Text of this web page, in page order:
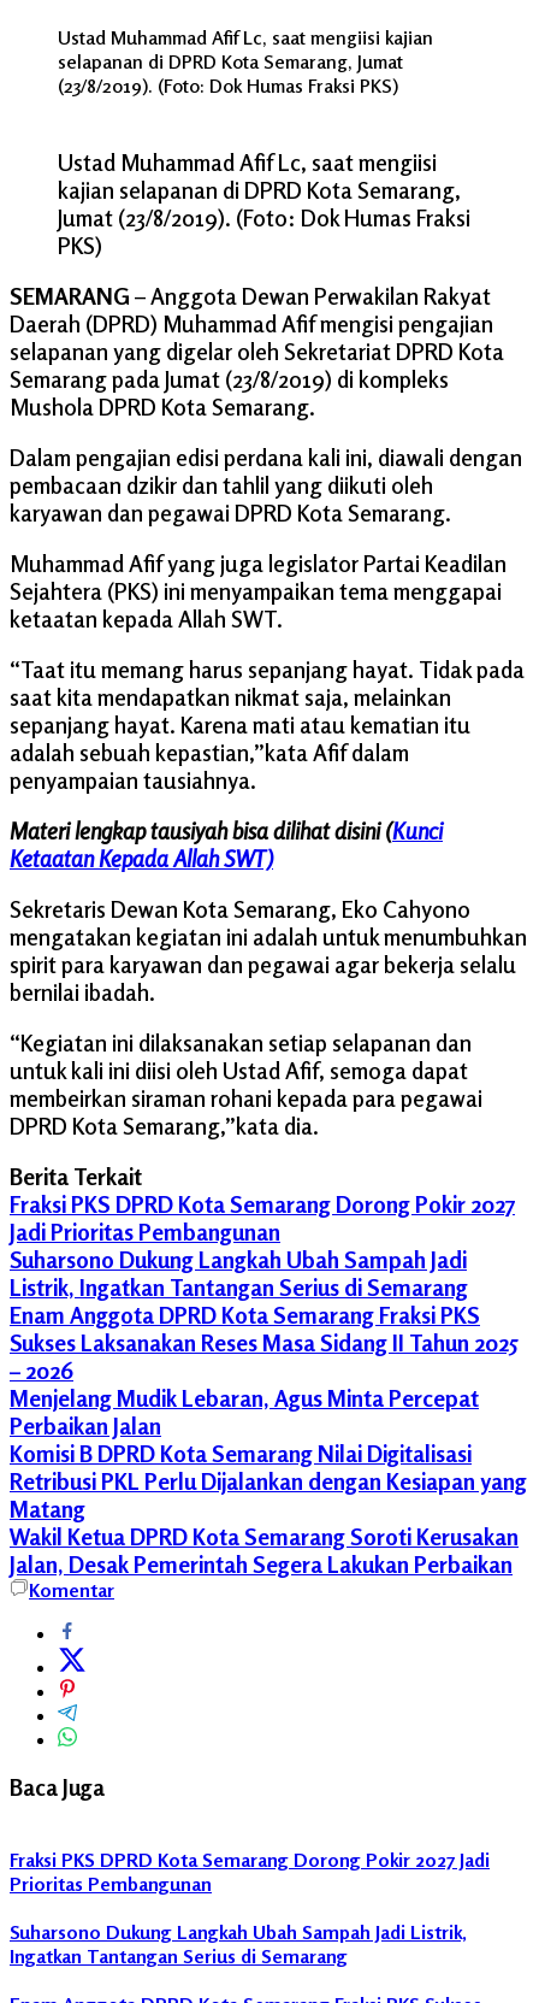
Ustad Muhammad Afif Lc, saat mengiisi kajian
selapanan di DPRD Kota Semarang, Jumat
(23/8/2019). (Foto: Dok Humas Fraksi PKS)
Ustad Muhammad Afif Lc, saat mengiisi
kajian selapanan di DPRD Kota Semarang,
Jumat (23/8/2019). (Foto: Dok Humas Fraksi
PKS)
SEMARANG – Anggota Dewan Perwakilan Rakyat
Daerah (DPRD) Muhammad Afif mengisi pengajian
selapanan yang digelar oleh Sekretariat DPRD Kota
Semarang pada Jumat (23/8/2019) di kompleks
Mushola DPRD Kota Semarang.
Dalam pengajian edisi perdana kali ini, diawali dengan
pembacaan dzikir dan tahlil yang diikuti oleh
karyawan dan pegawai DPRD Kota Semarang.
Muhammad Afif yang juga legislator Partai Keadilan
Sejahtera (PKS) ini menyampaikan tema menggapai
ketaatan kepada Allah SWT.
“Taat itu memang harus sepanjang hayat. Tidak pada
saat kita mendapatkan nikmat saja, melainkan
sepanjang hayat. Karena mati atau kematian itu
adalah sebuah kepastian,”kata Afif dalam
penyampaian tausiahnya.
Materi lengkap tausiyah bisa dilihat disini (Kunci
Ketaatan Kepada Allah SWT)
Sekretaris Dewan Kota Semarang, Eko Cahyono
mengatakan kegiatan ini adalah untuk menumbuhkan
spirit para karyawan dan pegawai agar bekerja selalu
bernilai ibadah.
“Kegiatan ini dilaksanakan setiap selapanan dan
untuk kali ini diisi oleh Ustad Afif, semoga dapat
membeirkan siraman rohani kepada para pegawai
DPRD Kota Semarang,”kata dia.
Berita Terkait
Fraksi PKS DPRD Kota Semarang Dorong Pokir 2027
Jadi Prioritas Pembangunan
Suharsono Dukung Langkah Ubah Sampah Jadi
Listrik, Ingatkan Tantangan Serius di Semarang
Enam Anggota DPRD Kota Semarang Fraksi PKS
Sukses Laksanakan Reses Masa Sidang II Tahun 2025
– 2026
Menjelang Mudik Lebaran, Agus Minta Percepat
Perbaikan Jalan
Komisi B DPRD Kota Semarang Nilai Digitalisasi
Retribusi PKL Perlu Dijalankan dengan Kesiapan yang
Matang
Wakil Ketua DPRD Kota Semarang Soroti Kerusakan
Jalan, Desak Pemerintah Segera Lakukan Perbaikan
DPRD
Semarang
Pengajian
Komentar
Baca Juga
Fraksi PKS DPRD Kota Semarang Dorong Pokir 2027 Jadi
Prioritas Pembangunan
Suharsono Dukung Langkah Ubah Sampah Jadi Listrik,
Ingatkan Tantangan Serius di Semarang